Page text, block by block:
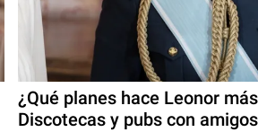
¿Qué planes hace Leonor
Discotecas y pubs con amigos